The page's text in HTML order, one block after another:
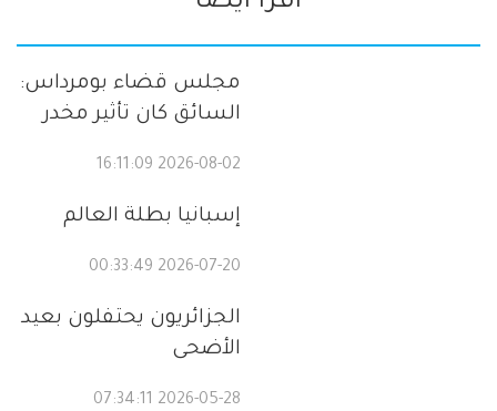
مجلس قضاء بومرداس:
السائق كان تأثير مخدر
2026-08-02 16:11:09
إسبانيا بطلة العالم
2026-07-20 00:33:49
الجزائريون يحتفلون بعيد
الأضحى
2026-05-28 07:34:11